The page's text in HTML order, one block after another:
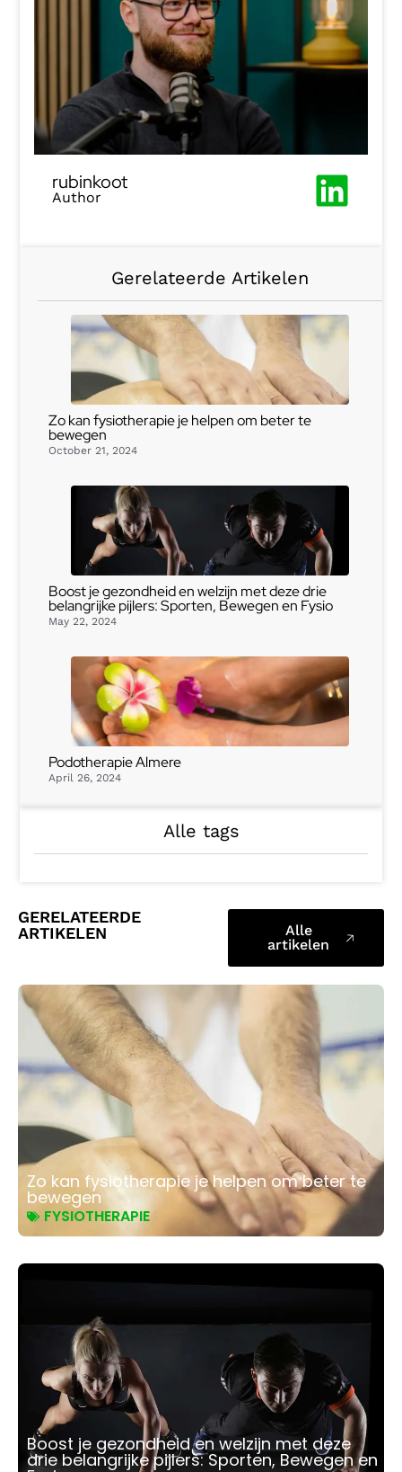
rubinkoot
Author
Gerelateerde Artikelen
Zo kan fysiotherapie je helpen om beter te
bewegen
October 21, 2024
Boost je gezondheid en welzijn met deze drie
belangrijke pijlers: Sporten, Bewegen en Fysio
May 22, 2024
Podotherapie Almere
April 26, 2024
Alle tags
GERELATEERDE
ARTIKELEN
Alle
artikelen
Zo kan fysiotherapie je helpen om beter te
bewegen
FYSIOTHERAPIE
Boost je gezondheid en welzijn met deze
drie belangrijke pijlers: Sporten, Bewegen en